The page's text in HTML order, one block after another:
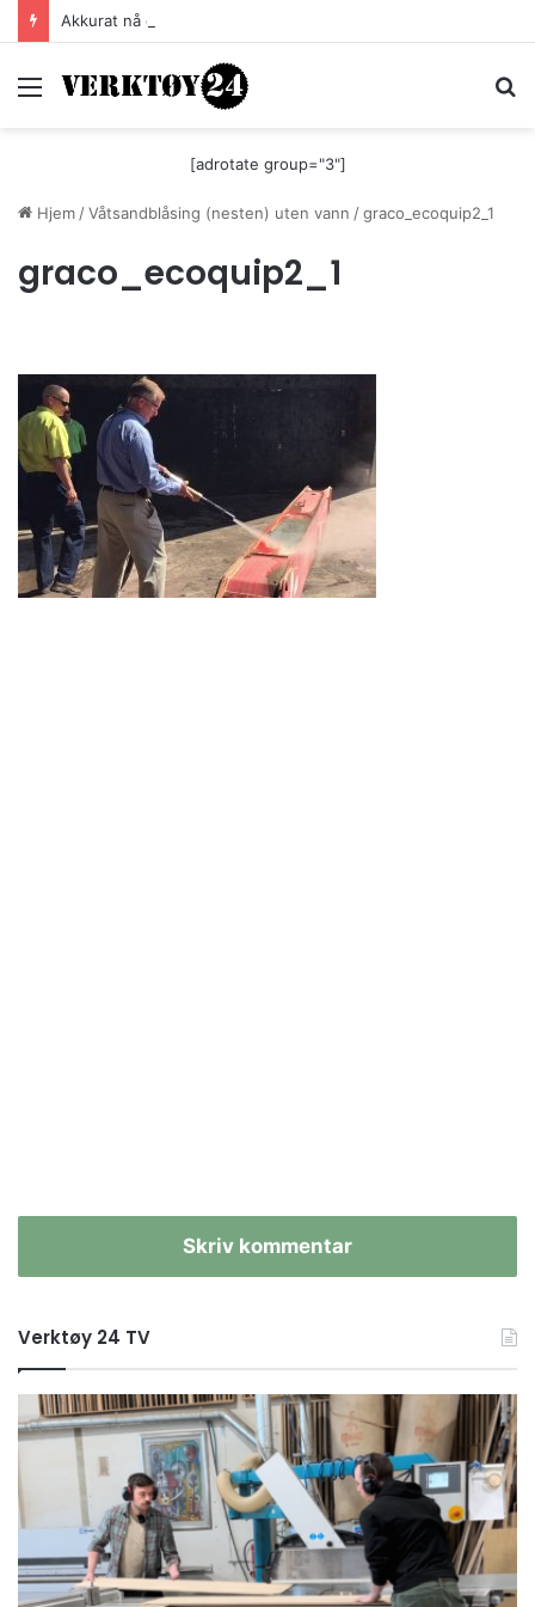
Akkurat nå er batteri-bordsaga til Festool billigere
Meny
[adrotate group="3"]
Hjem /Våtsandblåsing (nesten) uten vann /graco_ecoquip2_1
graco_ecoquip2_1
Skriv kommentar
Verktøy 24 TV